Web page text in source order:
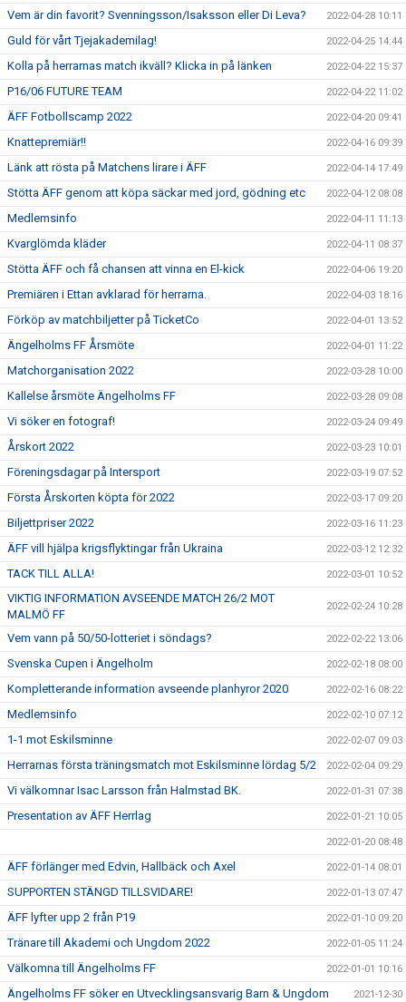
Vem är din favorit? Svenningsson/Isaksson eller Di Leva? 2022-04-28 10:11
Guld för vårt Tjejakademilag! 2022-04-25 14:44
Kolla på herrarnas match ikväll? Klicka in på länken 2022-04-22 15:37
P16/06 FUTURE TEAM 2022-04-22 11:02
ÄFF Fotbollscamp 2022 2022-04-20 09:41
Knattepremiär!! 2022-04-16 09:39
Länk att rösta på Matchens lirare i ÄFF 2022-04-14 17:49
Stötta ÄFF genom att köpa säckar med jord, gödning etc 2022-04-12 08:08
Medlemsinfo 2022-04-11 11:13
Kvarglömda kläder 2022-04-11 08:37
Stötta ÄFF och få chansen att vinna en El-kick 2022-04-06 19:20
Premiären i Ettan avklarad för herrarna. 2022-04-03 18:16
Förköp av matchbiljetter på TicketCo 2022-04-01 13:52
Ängelholms FF Årsmöte 2022-04-01 11:22
Matchorganisation 2022 2022-03-28 10:00
Kallelse årsmöte Ängelholms FF 2022-03-28 09:08
Vi söker en fotograf! 2022-03-24 09:49
Årskort 2022 2022-03-23 10:01
Föreningsdagar på Intersport 2022-03-19 07:52
Första Årskorten köpta för 2022 2022-03-17 09:20
Biljettpriser 2022 2022-03-16 11:23
ÄFF vill hjälpa krigsflyktingar från Ukraina 2022-03-12 12:32
TACK TILL ALLA! 2022-03-01 10:52
VIKTIG INFORMATION AVSEENDE MATCH 26/2 MOT
MALMÖ FF
2022-02-24 10:28
Vem vann på 50/50-lotteriet i söndags? 2022-02-22 13:06
Svenska Cupen i Ängelholm 2022-02-18 08:00
Kompletterande information avseende planhyror 2020 2022-02-16 08:22
Medlemsinfo 2022-02-10 07:12
1-1 mot Eskilsminne 2022-02-07 09:03
Herrarnas första träningsmatch mot Eskilsminne lördag 5/2 2022-02-04 09:29
Vi välkomnar Isac Larsson från Halmstad BK. 2022-01-31 07:38
Presentation av ÄFF Herrlag 2022-01-21 10:05
2022-01-20 08:48
ÄFF förlänger med Edvin, Hallbäck och Axel 2022-01-14 08:01
SUPPORTEN STÄNGD TILLSVIDARE! 2022-01-13 07:47
ÄFF lyfter upp 2 från P19 2022-01-10 09:20
Tränare till Akademi och Ungdom 2022 2022-01-05 11:24
Välkomna till Ängelholms FF 2022-01-01 10:16
Ängelholms FF söker en Utvecklingsansvarig Barn & Ungdom 2021-12-30